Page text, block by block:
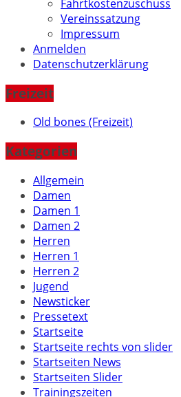
Fahrtkostenzuschuss
Vereinssatzung
Impressum
Anmelden
Datenschutzerklärung
Freizeit
Old bones (Freizeit)
Kategorien
Allgemein
Damen
Damen 1
Damen 2
Herren
Herren 1
Herren 2
Jugend
Newsticker
Pressetext
Startseite
Startseite rechts von slider
Startseiten News
Startseiten Slider
Trainingszeiten